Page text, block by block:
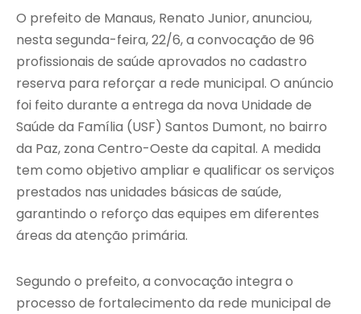
O prefeito de Manaus, Renato Junior, anunciou,
nesta segunda-feira, 22/6, a convocação de 96
profissionais de saúde aprovados no cadastro
reserva para reforçar a rede municipal. O anúncio
foi feito durante a entrega da nova Unidade de
Saúde da Família (USF) Santos Dumont, no bairro
da Paz, zona Centro-Oeste da capital. A medida
tem como objetivo ampliar e qualificar os serviços
prestados nas unidades básicas de saúde,
garantindo o reforço das equipes em diferentes
áreas da atenção primária.
Segundo o prefeito, a convocação integra o
processo de fortalecimento da rede municipal de